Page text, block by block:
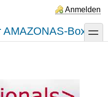
Anmelden
Box toggle